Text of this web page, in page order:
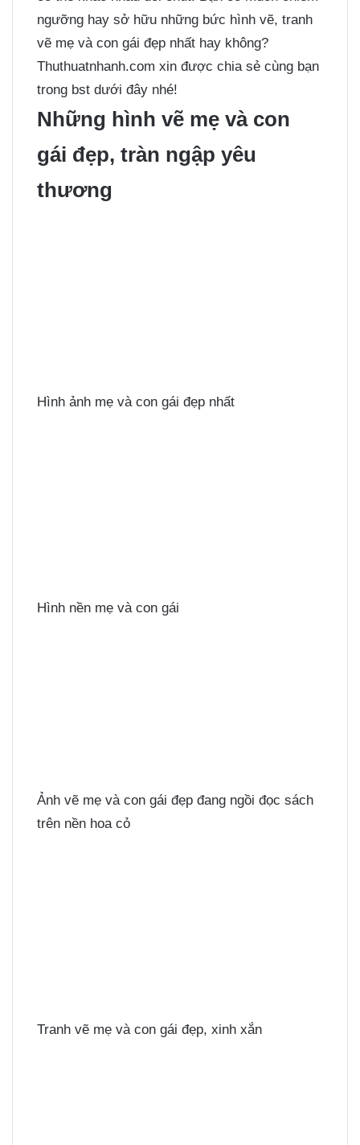
ngưỡng hay sở hữu những bức hình vẽ, tranh
vẽ mẹ và con gái đẹp nhất hay không?
Thuthuatnhanh.com xin được chia sẻ cùng bạn
trong bst dưới đây nhé!
Những hình vẽ mẹ và con
gái đẹp, tràn ngập yêu
thương
Hình ảnh mẹ và con gái đẹp nhất
Hình nền mẹ và con gái
Ảnh vẽ mẹ và con gái đẹp đang ngồi đọc sách
trên nền hoa cỏ
Tranh vẽ mẹ và con gái đẹp, xinh xắn